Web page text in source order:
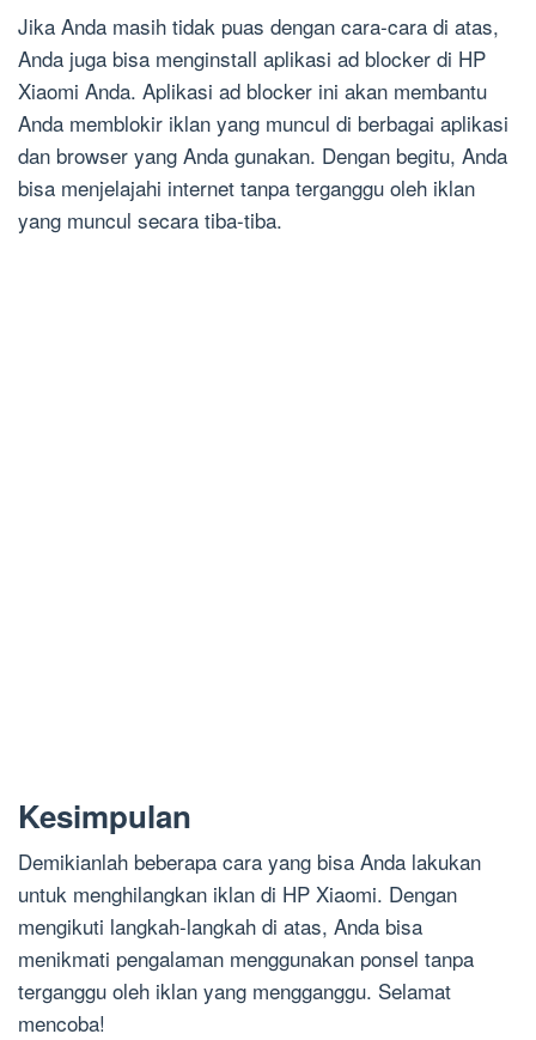
Jika Anda masih tidak puas dengan cara-cara di atas,
Anda juga bisa menginstall aplikasi ad blocker di HP
Xiaomi Anda. Aplikasi ad blocker ini akan membantu
Anda memblokir iklan yang muncul di berbagai aplikasi
dan browser yang Anda gunakan. Dengan begitu, Anda
bisa menjelajahi internet tanpa terganggu oleh iklan
yang muncul secara tiba-tiba.
Kesimpulan
Demikianlah beberapa cara yang bisa Anda lakukan
untuk menghilangkan iklan di HP Xiaomi. Dengan
mengikuti langkah-langkah di atas, Anda bisa
menikmati pengalaman menggunakan ponsel tanpa
terganggu oleh iklan yang mengganggu. Selamat
mencoba!